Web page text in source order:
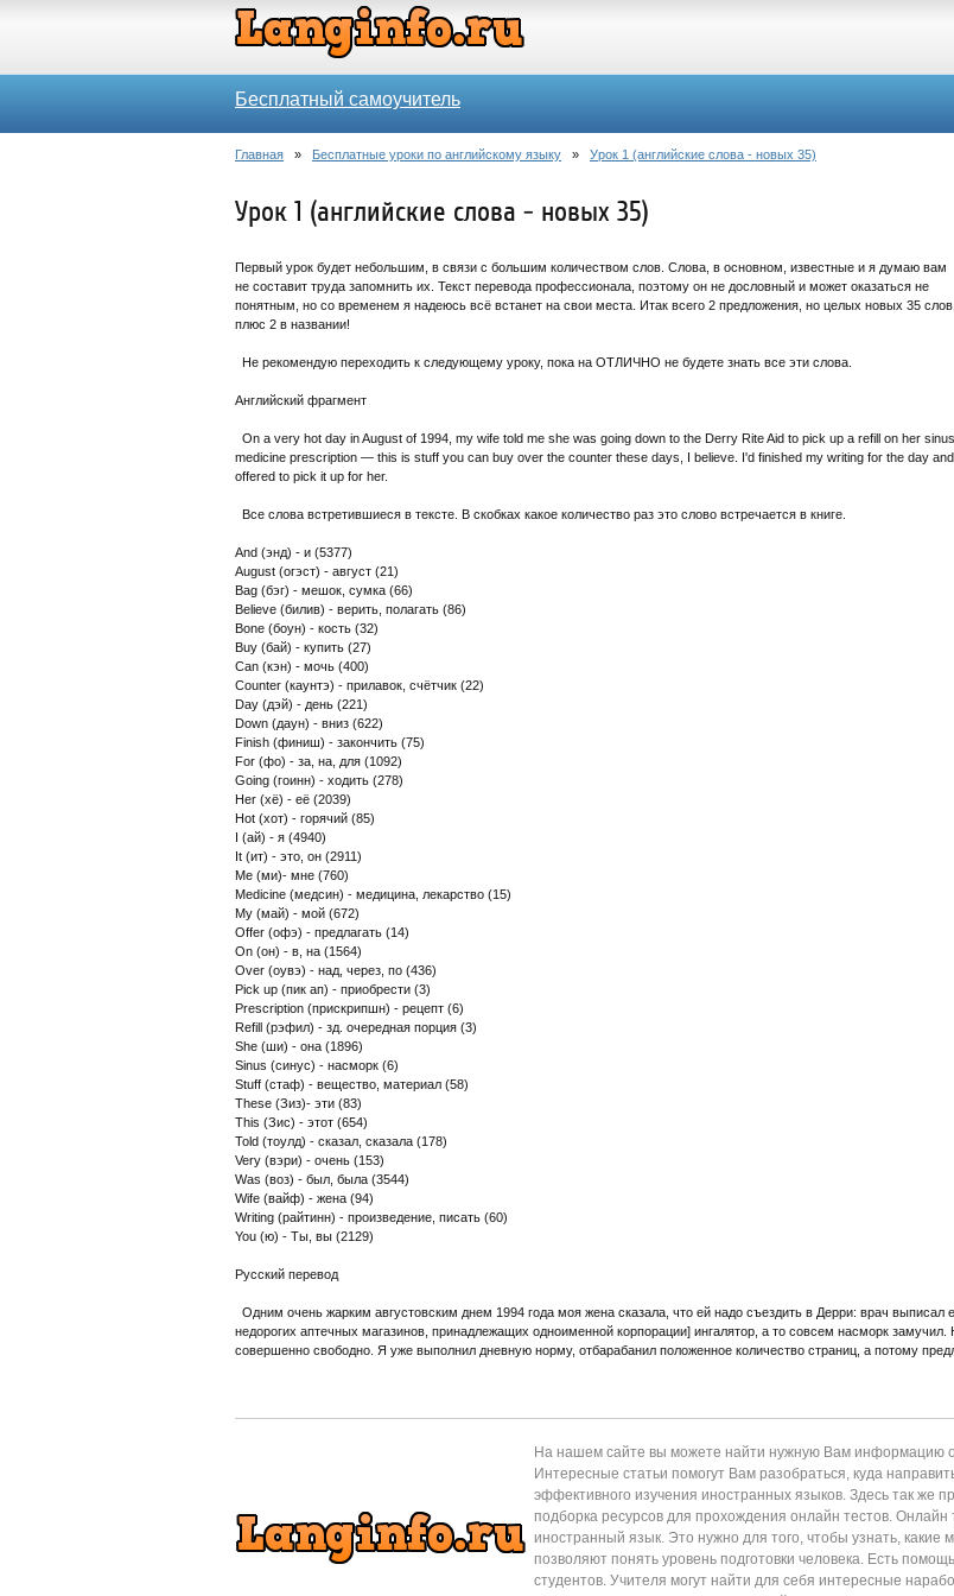
Бесплатный самоучитель
Главная » Бесплатные уроки по английскому языку » Урок 1 (английские слова - новых 35)
Урок 1 (английские слова - новых 35)
Первый урок будет небольшим, в связи с большим количеством слов. Слова, в основном, известные и я думаю вам
не составит труда запомнить их. Текст перевода профессионала, поэтому он не дословный и может оказаться не
понятным, но со временем я надеюсь всё встанет на свои места. Итак всего 2 предложения, но целых новых 35 слов,
плюс 2 в названии!
Не рекомендую переходить к следующему уроку, пока на ОТЛИЧНО не будете знать все эти слова.
Английский фрагмент
On a very hot day in August of 1994, my wife told me she was going down to the Derry Rite Aid to pick up a refill on her sinus
medicine prescription — this is stuff you can buy over the counter these days, I believe. I'd finished my writing for the day and
offered to pick it up for her.
Все слова встретившиеся в тексте. В скобках какое количество раз это слово встречается в книге.
And (энд) - и (5377)
August (огэст) - август (21)
Bag (бэг) - мешок, сумка (66)
Believe (билив) - верить, полагать (86)
Bone (боун) - кость (32)
Buy (бай) - купить (27)
Can (кэн) - мочь (400)
Counter (каунтэ) - прилавок, счётчик (22)
Day (дэй) - день (221)
Down (даун) - вниз (622)
Finish (финиш) - закончить (75)
For (фо) - за, на, для (1092)
Going (гоинн) - ходить (278)
Her (хё) - её (2039)
Hot (хот) - горячий (85)
I (ай) - я (4940)
It (ит) - это, он (2911)
Me (ми)- мне (760)
Medicine (медсин) - медицина, лекарство (15)
My (май) - мой (672)
Offer (офэ) - предлагать (14)
On (он) - в, на (1564)
Over (оувэ) - над, через, по (436)
Pick up (пик ап) - приобрести (3)
Prescription (прискрипшн) - рецепт (6)
Refill (рэфил) - зд. очередная порция (3)
She (ши) - она (1896)
Sinus (синус) - насморк (6)
Stuff (стаф) - вещество, материал (58)
These (Зиз)- эти (83)
This (Зис) - этот (654)
Told (тоулд) - сказал, сказала (178)
Very (вэри) - очень (153)
Was (воз) - был, была (3544)
Wife (вайф) - жена (94)
Writing (райтинн) - произведение, писать (60)
You (ю) - Ты, вы (2129)
Русский перевод
Одним очень жарким августовским днем 1994 года моя жена сказала, что ей надо съездить в Дерри: врач выписал
недорогих аптечных магазинов, принадлежащих одноименной корпорации] ингалятор, а то совсем насморк
совершенно свободно. Я уже выполнил дневную норму, отбарабанил положенное количество страниц, а потому
На нашем сайте вы можете найти нужную Вам информацию
Интересные статьи помогут Вам разобраться, куда
эффективного изучения иностранных языков. Здесь так же
подборка ресурсов для прохождения онлайн тестов.
иностранный язык. Это нужно для того, чтобы узнать, какие
позволяют понять уровень подготовки человека. Есть
студентов. Учителя могут найти для себя интересные